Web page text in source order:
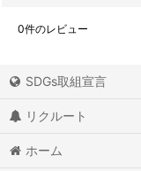
0件のレビュー
SDGs取組宣言
リクルート
ホーム